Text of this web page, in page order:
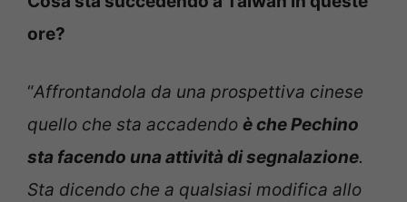
ore?
“Affrontandola da una prospettiva cinese
quello che sta accadendo è che Pechino
sta facendo una attività di segnalazione.
Sta dicendo che a qualsiasi modifica allo